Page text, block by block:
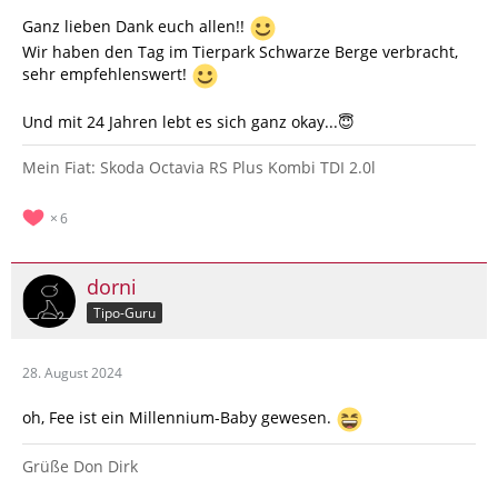
Ganz lieben Dank euch allen!!
Wir haben den Tag im Tierpark Schwarze Berge verbracht,
sehr empfehlenswert!
Und mit 24 Jahren lebt es sich ganz okay...😇
Mein Fiat: Skoda Octavia RS Plus Kombi TDI 2.0l
6
dorni
Tipo-Guru
28. August 2024
oh, Fee ist ein Millennium-Baby gewesen.
Grüße Don Dirk